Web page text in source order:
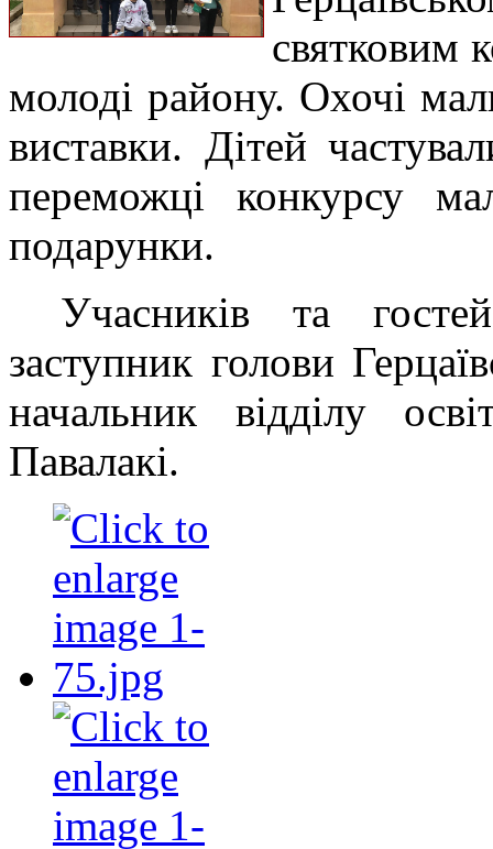
святковим
молоді району. Охочі
виставки. Дітей
переможці конкурсу
подарунки.
Учасників та
заступник голови
начальник відділу
Павалакі.